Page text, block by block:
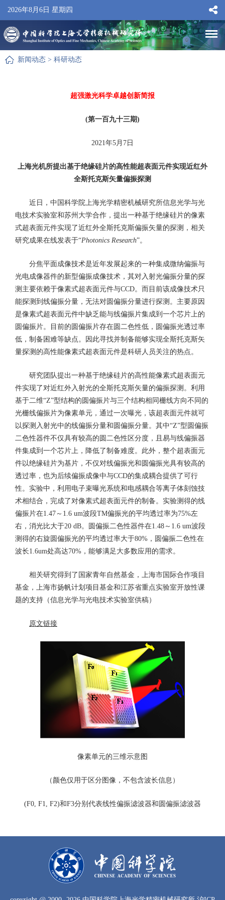
2026年8月6日 星期四
新闻动态 > 科研动态
超强激光科学卓越创新简报
(第一百九十三期)
2021年5月7日
上海光机所提出基于绝缘硅片的高性能超表面元件实现近红外
全斯托克斯矢量偏振探测
近日，中国科学院上海光学精密机械研究所信息光学与光
电技术实验室和苏州大学合作，提出一种基于绝缘硅片的像素
式超表面元件实现了近红外全斯托克斯偏振矢量的探测，相关
研究成果在线发表于“Photonics Research”。
分焦平面成像技术是近年发展起来的一种集成微纳偏振与
光电成像器件的新型偏振成像技术，其对入射光偏振分量的探
测主要依赖于像素式超表面元件与CCD。而目前该成像技术只
能探测到线偏振分量，无法对圆偏振分量进行探测。主要原因
是像素式超表面元件中缺乏能与线偏振片集成到一个芯片上的
圆偏振片。目前的圆偏振片存在圆二色性低，圆偏振光透过率
低，制备困难等缺点。因此寻找并制备能够实现全斯托克斯矢
量探测的高性能像素式超表面元件是科研人员关注的热点。
研究团队提出一种基于绝缘硅片的高性能像素式超表面元
件实现了对近红外入射光的全斯托克斯矢量的偏振探测。利用
基于二维“Z”型结构的圆偏振片与三个结构相同栅线方向不同的
光栅线偏振片为像素单元，通过一次曝光，该超表面元件就可
以探测入射光中的线偏振分量和圆偏振分量。其中“Z”型圆偏振
二色性器件不仅具有较高的圆二色性区分度，且易与线偏振器
件集成到一个芯片上，降低了制备难度。此外，整个超表面元
件以绝缘硅片为基片，不仅对线偏振光和圆偏振光具有较高的
透过率，也为后续偏振成像中与CCD的集成耦合提供了可行
性。实验中，利用电子束曝光系统和电感耦合等离子体刻蚀技
术相结合，完成了对像素式超表面元件的制备。实验测得的线
偏振片在1.47～1.6 um波段TM偏振光的平均透过率为75%左
右，消光比大于20 dB。圆偏振二色性器件在1.48～1.6 um波段
测得的右旋圆偏振光的平均透过率大于80%，圆偏振二色性在
波长1.6um处高达70%，能够满足大多数应用的需求。
相关研究得到了国家青年自然基金，上海市国际合作项目
基金，上海市扬帆计划项目基金和江苏省重点实验室开放性课
题的支持（信息光学与光电技术实验室供稿）
原文链接
像素单元的三维示意图
（颜色仅用于区分图像，不包含波长信息）
(F0, F1, F2)和F3分别代表线性偏振滤波器和圆偏振滤波器